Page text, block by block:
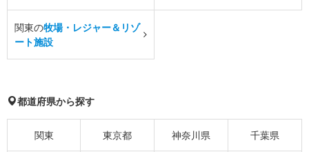
関東の牧場・レジャー＆リゾ
ート施設
都道府県から探す
関東 東京都 神奈川県 千葉県